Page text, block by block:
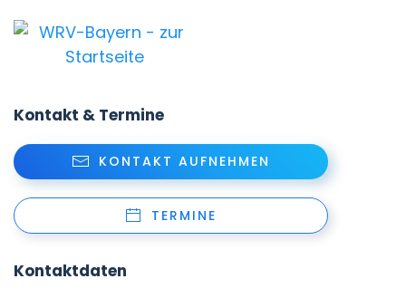
Kontakt & Termine
KONTAKT AUFNEHMEN
TERMINE
Kontaktdaten